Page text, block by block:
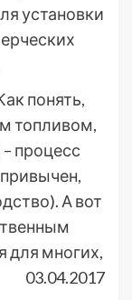
установки
понять,
топливом,
процесс
А вот
для многих,
03.04.2017